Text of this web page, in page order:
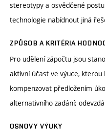
stereotypy a osvědčené
technologie nabídnout jiná
ZPŮSOB A KRITÉRIA
Pro udělení zápočtu jsou
aktivní účast ve výuce, kterou
kompenzovat předložením
alternativního zadání;
OSNOVY VÝUKY